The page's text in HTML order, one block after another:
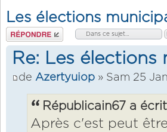
Les élections
Répondre
Re: Les
de Azertyuiop » Sam 25
Républicain67 a
Après c'est peut